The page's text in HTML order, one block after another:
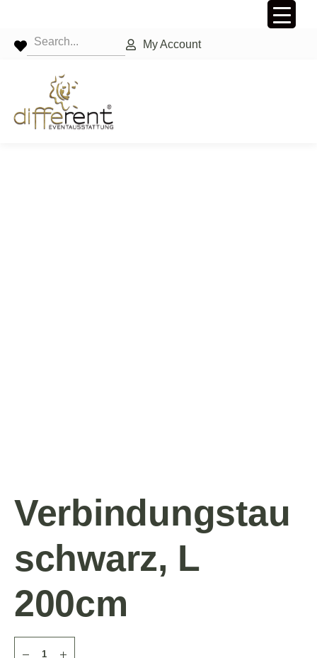
My Account
Verbindungstau
schwarz, L
200cm